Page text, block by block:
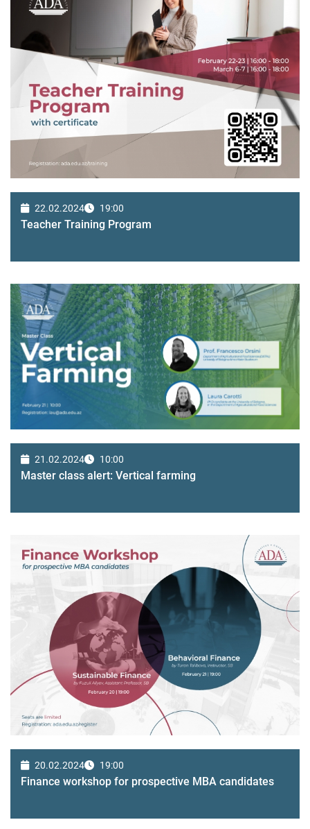
22.02.2024 19:00
Teacher Training Program
21.02.2024 10:00
Master class alert: Vertical farming
20.02.2024 19:00
Finance workshop for prospective MBA candidates